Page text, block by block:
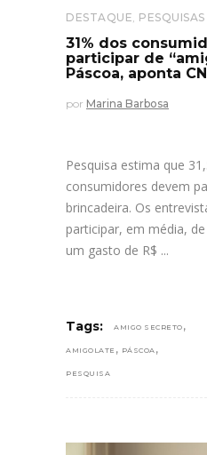
DESTAQUE PESQUISAS
31% dos
participar de
Páscoa, aponta
por Marina Barbosa
Pesquisa estima que
consumidores devem
brincadeira. Os
participar, em média,
um gasto de R$
Tags: AMIGO SECRETO ,
AMIGOLATE , PÁSCOA ,
PESQUISA